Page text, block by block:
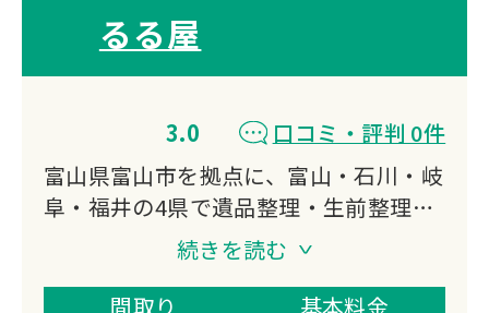
るる屋
3.0
口コミ・評判 0件
富山県富山市を拠点に、富山・石川・岐
阜・福井の4県で遺品整理・生前整理・
空き家片付けに対応する「るる屋」で
美術品・骨董品の専門鑑定士による出張
続きを読む
間取り
基本料金